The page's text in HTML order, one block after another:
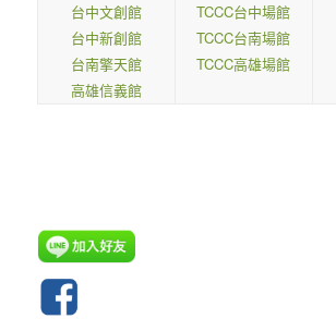
台中文創館
台中新創館
台南擎天館
高雄信義館
TCCC台中場館
TCCC台南場館
TCCC高雄場館